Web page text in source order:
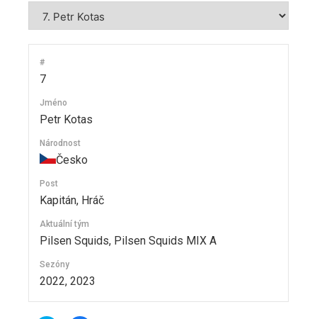
#
7
Jméno
Petr Kotas
Národnost
Česko
Post
Kapitán, Hráč
Aktuální tým
Pilsen Squids, Pilsen Squids MIX A
Sezóny
2022, 2023